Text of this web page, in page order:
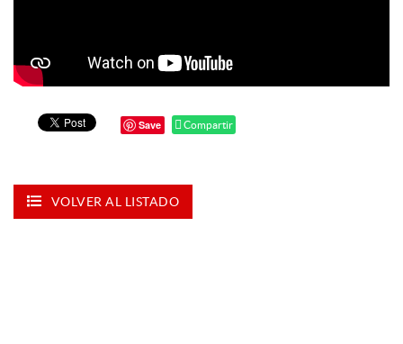
Save Compartir
VOLVER AL LISTADO